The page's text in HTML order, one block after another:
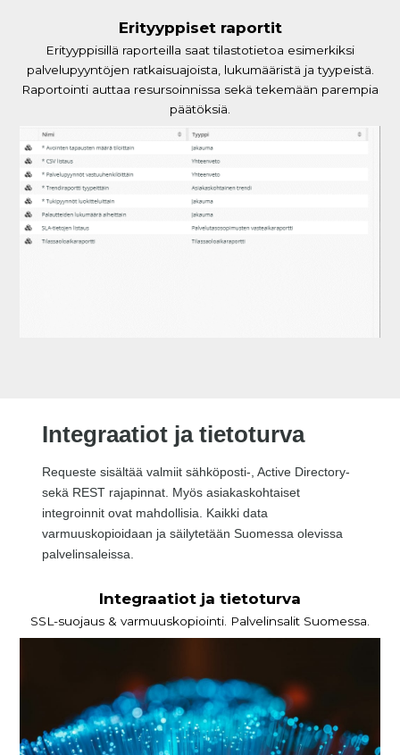
Erityyppiset raportit
Erityyppisillä raporteilla saat tilastotietoa esimerkiksi
palvelupyyntöjen ratkaisuajoista, lukumääristä ja tyypeistä.
Raportointi auttaa resursoinnissa sekä tekemään parempia
päätöksiä.
Integraatiot ja tietoturva
Requeste sisältää valmiit sähköposti-, Active Directory-
sekä REST rajapinnat. Myös asiakaskohtaiset
integroinnit ovat mahdollisia. Kaikki data
varmuuskopioidaan ja säilytetään Suomessa olevissa
palvelinsaleissa.
Integraatiot ja tietoturva
SSL-suojaus & varmuuskopiointi. Palvelinsalit Suomessa.